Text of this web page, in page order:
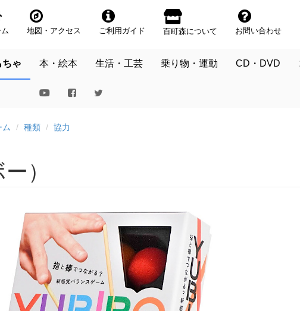
地図・アクセス ご利用ガイド 百町森について お問い合わせ
ちゃ 本・絵本 生活・工芸 乗り物・運動 CD・DVD
ム 種類 協力
）